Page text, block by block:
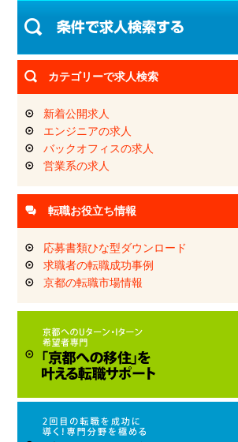
カテゴリーで求人検索
新着公開求人
エンジニアの求人
バックオフィスの求人
営業系の求人
転職お役立ち情報
応募書類ひな型ダウンロード
求職者の転職成功事例
京都の転職市場情報